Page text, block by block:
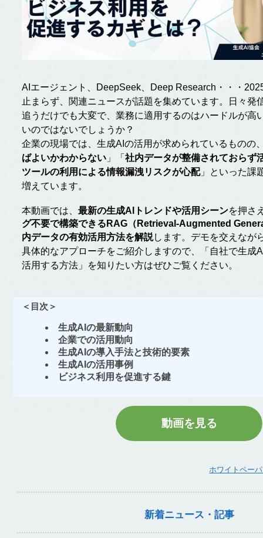
AIエージェント、DeepSeek、Deep Research・・・
止まらず、関連ニュースが話題を集めています。日々発
追うだけでも大変で、業務に適用するのはハードルが高
いのではないでしょうか？
企業の現場では、生成AIの活用が求められているものの
ばよいかわからない 」「社内データが整備されておらず
ツールの利用による情報漏洩リスクが心配」といった課
増えています。
本動画では、最新の生成AIトレンドや活用シーンを押さ
グ不要で構築できるRAG（Retrieval-Augmented
内データの有効活用方法を解説します。デモを交えなが
具体的なアプローチをご紹介しますので、「自社で生成
活用する方法」を知りたい方はぜひご覧ください。
＜目次＞
生成AIの最新動向
企業での活用動向
生成AIの導入手法と技術的要素
生成AIの活用事例
ビジネス利用を促進する鍵
動画を見る
ホワイトペー
新着ニュース・記事